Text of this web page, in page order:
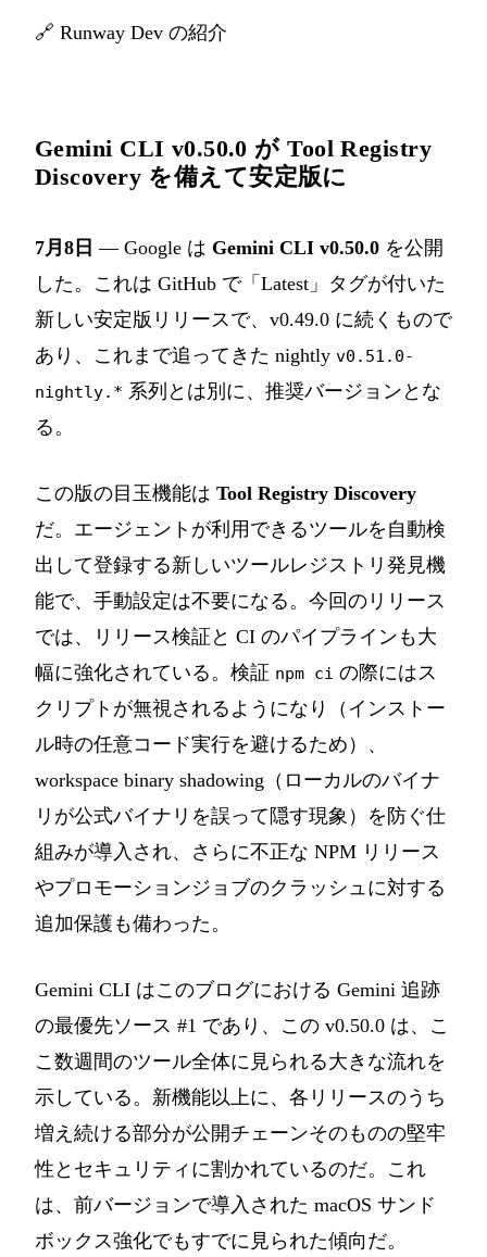
🔗 Runway Dev の紹介
Gemini CLI v0.50.0 が Tool Registry
Discovery を備えて安定版に
7月8日 — Google は Gemini CLI v0.50.0 を公開
した。これは GitHub で「Latest」タグが付いた
新しい安定版リリースで、v0.49.0 に続くもので
あり、これまで追ってきた nightly v0.51.0-
nightly.* 系列とは別に、推奨バージョンとな
る。
この版の目玉機能は Tool Registry Discovery
だ。エージェントが利用できるツールを自動検
出して登録する新しいツールレジストリ発見機
能で、手動設定は不要になる。今回のリリース
では、リリース検証と CI のパイプラインも大
幅に強化されている。検証 npm ci の際にはス
クリプトが無視されるようになり（インストー
ル時の任意コード実行を避けるため）、
workspace binary shadowing（ローカルのバイナ
リが公式バイナリを誤って隠す現象）を防ぐ仕
組みが導入され、さらに不正な NPM リリース
やプロモーションジョブのクラッシュに対する
追加保護も備わった。
Gemini CLI はこのブログにおける Gemini 追跡
の最優先ソース #1 であり、この v0.50.0 は、こ
こ数週間のツール全体に見られる大きな流れを
示している。新機能以上に、各リリースのうち
増え続ける部分が公開チェーンそのものの堅牢
性とセキュリティに割かれているのだ。これ
は、前バージョンで導入された macOS サンド
ボックス強化でもすでに見られた傾向だ。